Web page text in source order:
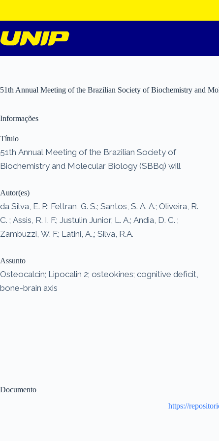
o
conteúdo
51th Annual Meeting of the Brazilian Society of Biochemistry and
Documento
https://
Informações
Título
51th Annual Meeting of the Brazilian Society of
Biochemistry and Molecular Biology (SBBq) will
Autor(es)
da Silva, E. P.; Feltran, G. S.; Santos, S. A. A.; Oliveira, R.
C. ; Assis, R. I. F.; Justulin Junior, L. A.; Andia, D. C. ;
Zambuzzi, W. F.; Latini, A.,; Silva, R.A.
Assunto
Osteocalcin; Lipocalin 2; osteokines; cognitive deficit,
bone-brain axis